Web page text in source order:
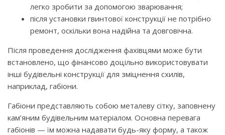
легко зробити за допомогою зварювання;
після установки гвинтової конструкції не потрібно
ремонт, оскільки вона надійна та довговічна.
Після проведення дослідження фахівцями може бути
встановлено, що фінансово доцільно використовувати
інші будівельні конструкції для зміцнення схилів,
наприклад, габіони.
Габіони представляють собою металеву сітку, заповнену
кам’яним будівельним матеріалом. Основна перевага
габіонів — їм можна надавати будь-яку форму, а також